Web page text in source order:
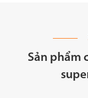
Sản phẩm